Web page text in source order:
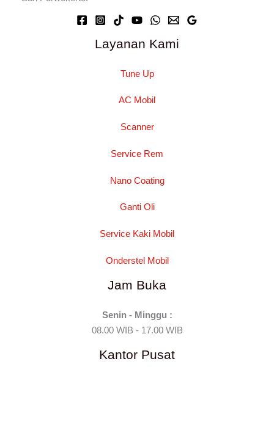
Layanan Kami
Tune Up
AC Mobil
Scanner
Service Rem
Nano Coating
Ganti Oli
Service Kaki Mobil
Onderstel Mobil
Jam Buka
Senin - Minggu :
08.00 WIB - 17.00 WIB
Kantor Pusat